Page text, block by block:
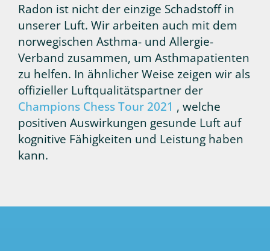
Radon ist nicht der einzige Schadstoff in
unserer Luft. Wir arbeiten auch mit dem
norwegischen Asthma- und Allergie-
Verband zusammen, um Asthmapatienten
zu helfen. In ähnlicher Weise zeigen wir als
offizieller Luftqualitätspartner der
Champions Chess Tour 2021 , welche
positiven Auswirkungen gesunde Luft auf
kognitive Fähigkeiten und Leistung haben
kann.